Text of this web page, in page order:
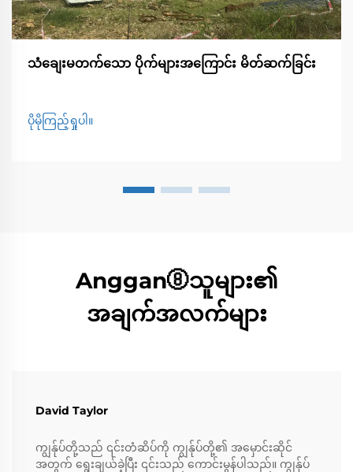
သံချေးမတက်သော ပိုက်များအကြောင်း မိတ်ဆက်ခြင်း
ပိုမိုကြည့်ရှုပါ။
Anggan⑧သူများ၏
အချက်အလက်များ
David Taylor
ကျွန်ုပ်တို့သည် ၎င်းတံဆိပ်ကို ကျွန်ုပ်တို့၏ အမှောင်းဆိုင်
အတွက် ရွေးချယ်ခဲ့ပြီး ၎င်းသည် ကောင်းမွန်ပါသည်။ ကျွန်ုပ်